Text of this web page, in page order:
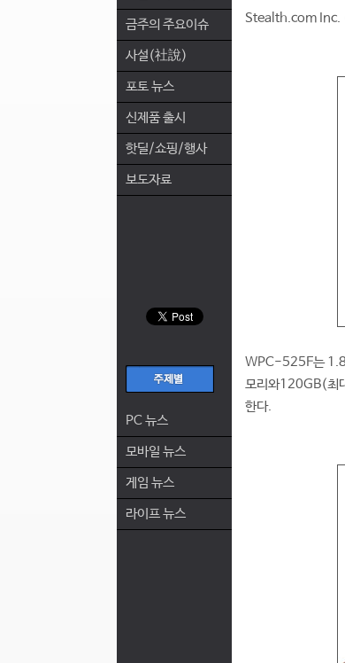
금주의 주요이슈
사설(社說)
포토 뉴스
신제품 출시
핫딜/쇼핑/행사
보도자료
PC 뉴스
모바일 뉴스
게임 뉴스
라이프 뉴스
Stealth.com Inc.
WPC-525F는
모리와120GB(최
한다.